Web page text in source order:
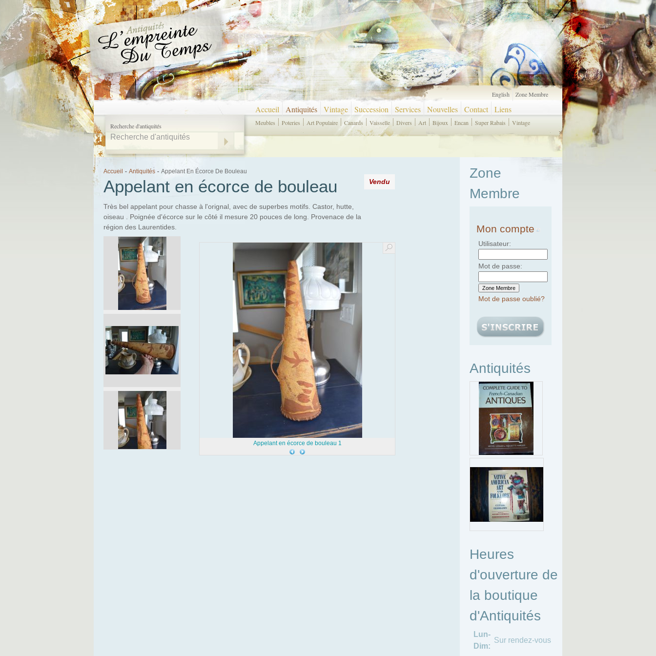
Recherche d'antiquités
Accueil Antiquités Vintage Succession Services Nouvelles Contact Liens
English Zone Membre
Meubles Poteries Art Populaire Canards Vaisselle Divers Art Bijoux Encan Super Rabais Vintage
Accueil - Antiquités - Appelant En Écorce De Bouleau
Appelant en écorce de bouleau
Très bel appelant pour chasse à l'orignal, avec de superbes motifs. Castor, hutte,
oiseau . Poignée d'écorce sur le côté il mesure 20 pouces de long. Provenace de la
région des Laurentides.
Vendu
Appelant en écorce de bouleau 1
Zone
Membre
Mon compte
Utilisateur:
Mot de passe:
Mot de passe oublié?
Antiquités
Heures
d'ouverture de
la boutique
d'Antiquités
Lun-
Dim:
Sur rendez-vous